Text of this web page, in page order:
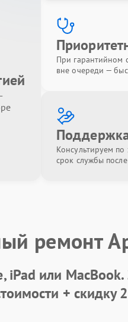
При гарантийном
вне очереди —
Консультируем
срок службы
ремонт
iPad или MacBook.
+ скидку